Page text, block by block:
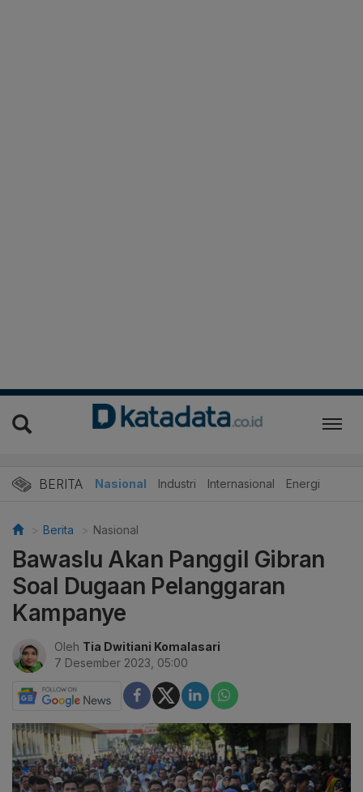
BERITA Nasional Industri Internasional Energi
Berita Nasional
Bawaslu Akan Panggil Gibran
Soal Dugaan Pelanggaran
Kampanye
Oleh Tia Dwitiani Komalasari
7 Desember 2023, 05:00